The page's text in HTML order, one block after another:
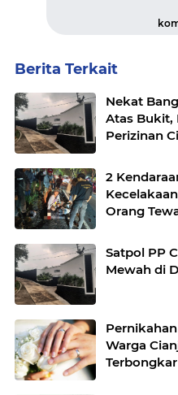
Berita Terkait
Nekat
Atas Bukit,
Perizinan
2
Orang
Satpol PP
Mewah di
Warga
Terbongkar